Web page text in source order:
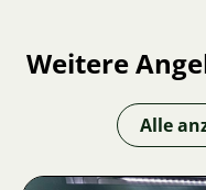
Weitere
Alle